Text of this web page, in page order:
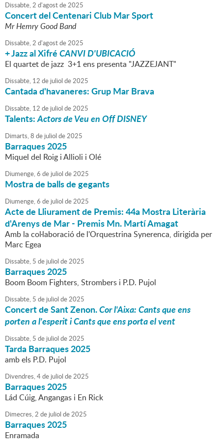
Dissabte,2 d'agostde2025
Concert del Centenari Club Mar Sport
Mr Hemry Good Band
Dissabte,2 d'agostde2025
+ Jazz al XifréCANVI D'UBICACIÓ
El quartet de jazz 3+1 ens presenta "JAZZEJANT"
Dissabte, 12 de juliol de2025
Cantada d'havaneres: Grup Mar Brava
Dissabte, 12 de juliol de2025
Talents:Actors de Veu en Off DISNEY
Dimarts,8 de juliol de2025
Barraques 2025
Miquel del Roig i Allioli i Olé
Diumenge,6 de juliol de2025
Mostra de balls de gegants
Diumenge,6 de juliol de2025
Acte de Lliurament de Premis: 44a Mostra Literària
d'Arenys de Mar - Premis Mn. Martí Amagat
Amb la col·laboració de l'Orquestrina Synerenca, dirigida per
Marc Egea
Dissabte, 5 de juliol de2025
Barraques 2025
Boom Boom Fighters, Strombers i P.D. Pujol
Dissabte, 5 de juliol de2025
Concert de Sant Zenon.Cor l'Aixa: Cants que ens
porten a l'esperit i Cants que ens porta el vent
Dissabte, 5 de juliol de2025
Tarda Barraques 2025
amb els P.D. Pujol
Divendres,4de juliol de2025
Barraques 2025
Lád Cúig, Angangas i En Rick
Dimecres,2 de juliol de2025
Barraques 2025
Enramada